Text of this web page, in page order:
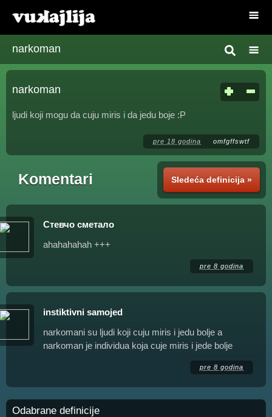
narkoman
narkoman
ljudi koji mogu da cuju miris i da jedu boje :P
pre 18 godina omfgffswtf
Sledeća definicija »
Komentari
Стевчо сметало
ahahahahah +++
pre 8 godina
instiktivni samojed
narkomani su ljudi koji cuju miris i jedu bolje a
narkoman je individua koja cuje miris i jede bolje
pre 8 godina
Odabrane definicije